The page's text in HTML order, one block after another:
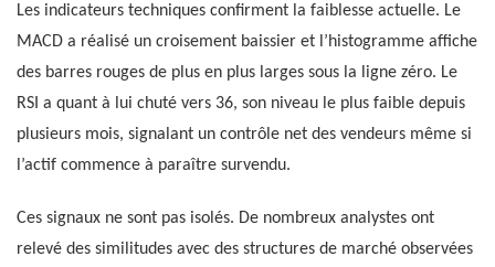
Les indicateurs techniques confirment la faiblesse actuelle. Le
MACD a réalisé un croisement baissier et l’histogramme affiche
des barres rouges de plus en plus larges sous la ligne zéro. Le
RSI a quant à lui chuté vers 36, son niveau le plus faible depuis
plusieurs mois, signalant un contrôle net des vendeurs même si
l’actif commence à paraître survendu.
Ces signaux ne sont pas isolés. De nombreux analystes ont
relevé des similitudes avec des structures de marché observées